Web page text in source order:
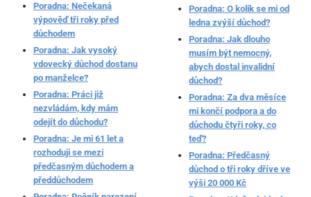
Poradna: Nečekaná
výpověď tři roky před
důchodem
Poradna: Jak vysoký
vdovecký důchod dostanu
po manželce?
Poradna: Práci již
nezvládám, kdy mám
odejít do důchodu?
Poradna: Je mi 61 let a
rozhoduji se mezi
předčasným důchodem a
předdůchodem
Poradna: O kolik se mi od
ledna zvýší důchod?
Poradna: Jak dlouho
musím být nemocný,
abych dostal invalidní
důchod?
Poradna: Za dva měsíce
mi končí podpora a do
důchodu čtyři roky, co
teď?
Poradna: Předčasný
důchod o tři roky dříve ve
výši 20 000 Kč